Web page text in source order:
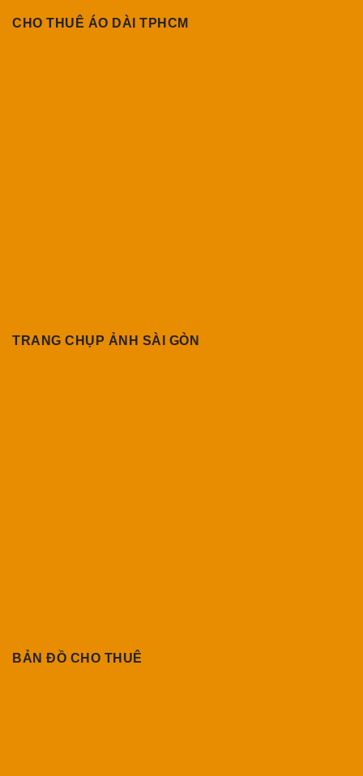
CHO THUÊ ÁO DÀI TPHCM
TRANG CHỤP ẢNH SÀI GÒN
BẢN ĐỒ CHO THUÊ